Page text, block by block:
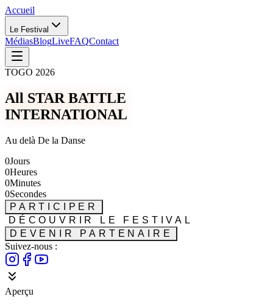
Accueil
Le Festival
MédiasBlogLiveFAQContact
TOGO 2026
All STAR BATTLE
INTERNATIONAL
Au delà De la Danse
0Jours
0Heures
0Minutes
0Secondes
PARTICIPER
DÉCOUVRIR LE FESTIVAL
DEVENIR PARTENAIRE
Suivez-nous :
Aperçu